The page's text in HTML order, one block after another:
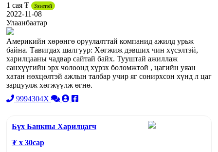
1 сая ₮ Зээлтэй
2022-11-08
Улаанбаатар
Америкийн хөрөнгө оруулалттай компанид ажилд урьж
байна. Тавигдах шалгуур: Хөгжиж дэвших чин хүсэлтэй,
харилцааны чадвар сайтай байх. Тууштай ажиллаж
санхүүгийн эрх чөлөөнд хүрэх боломжтой , цагийн уяан
хатан нөхцөлтэй ажлын талбар учир яг сонирхсон хүнд л цаг
зарцуулж хөгжүүлж өгнө.
9994304X
Бүх Банкны Харилцагч
₮ x 30сар